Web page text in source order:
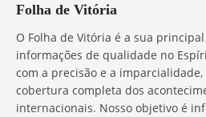
Folha de Vitória
O Folha de Vitória é a sua
informações de qualidade no
com a precisão e a
cobertura completa dos
internacionais. Nosso objetivo é